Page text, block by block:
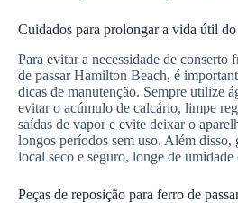
Cuidados para prolongar a vida útil do
Para evitar a necessidade de conserto
de passar Hamilton Beach, é
dicas de manutenção. Sempre utilize
evitar o acúmulo de calcário, limpe
saídas de vapor e evite deixar o
longos períodos sem uso. Além disso,
local seco e seguro, longe de umidade
Peças de reposição para ferro de